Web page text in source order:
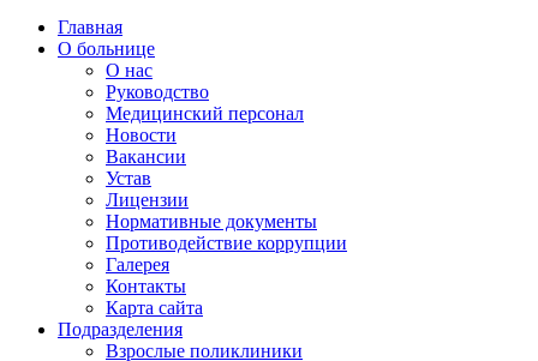
Главная
О больнице
О нас
Руководство
Медицинский персонал
Новости
Вакансии
Устав
Лицензии
Нормативные документы
Противодействие коррупции
Галерея
Контакты
Карта сайта
Подразделения
Взрослые поликлиники